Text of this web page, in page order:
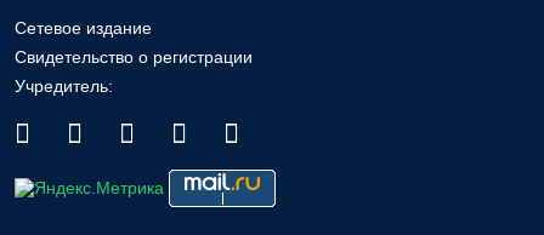
Сетевое издание
Свидетельство о регистрации
Учредитель: